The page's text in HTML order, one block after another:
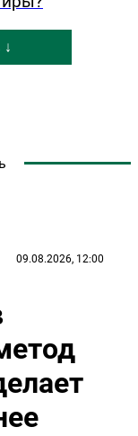
09.08.2026, 12:00